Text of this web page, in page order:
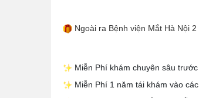
Ngoài ra Bệnh viện Mắt Hà Nội
Miễn Phí khám chuyên sâu
Miễn Phí 1 năm tái khám vào